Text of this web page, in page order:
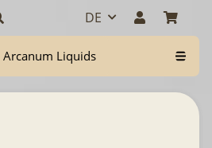
DE
Arcanum Liquids